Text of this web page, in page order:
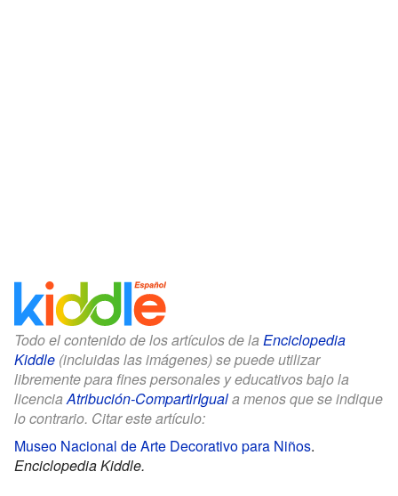
Todo el contenido de los artículos de la Enciclopedia
Kiddle (incluidas las imágenes) se puede utilizar
libremente para fines personales y educativos bajo la
licenciaAtribución-CompartirIguala menos que se indique
lo contrario. Citar este artículo:
Museo Nacional de Arte Decorativo para Niños.
Enciclopedia Kiddle.